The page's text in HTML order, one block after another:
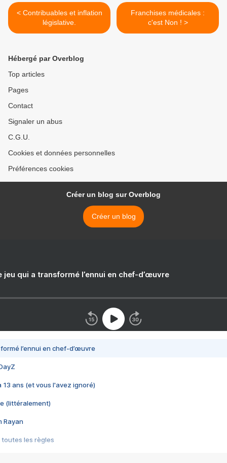
< Contribuables et inflation
législative.
Franchises médicales :
c'est Non ! >
Hébergé par Overblog
Top articles
Pages
Contact
Signaler un abus
C.G.U.
Cookies et données personnelles
Préférences cookies
Créer un blog sur Overblog
Créer un blog
jeu qui a transformé l’ennui en chef-d’œuvre
l’ennui en chef-d’œuvre
13 ans (et vous l'avez ignoré)
(littéralement)
Rayan
toutes les règles